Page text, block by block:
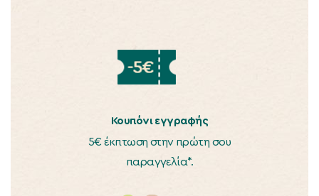
Κουπόνι εγγραφής
5€ έκπτωση στην πρώτη σου
παραγγελία*.